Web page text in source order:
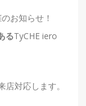
お知らせ！
るTyCHE iero
店対応します。